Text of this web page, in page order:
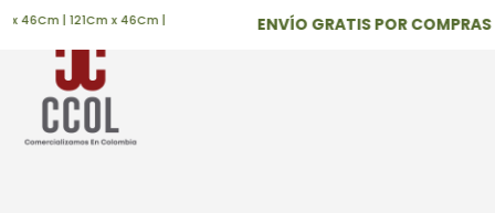
| 121Cm x 46Cm | ENVÍO GRATIS POR COMPRAS